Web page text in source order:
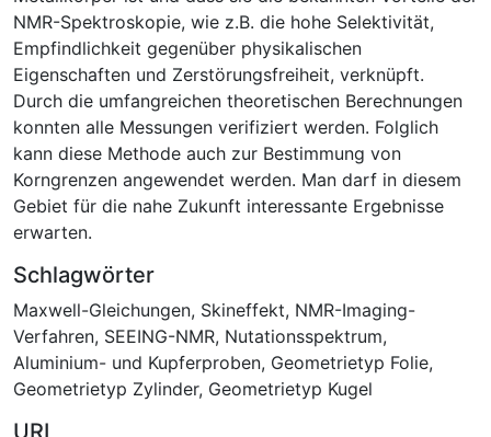
NMR-Spektroskopie, wie z.B. die hohe Selektivität,
Empfindlichkeit gegenüber physikalischen
Eigenschaften und Zerstörungsfreiheit, verknüpft.
Durch die umfangreichen theoretischen Berechnungen
konnten alle Messungen verifiziert werden. Folglich
kann diese Methode auch zur Bestimmung von
Korngrenzen angewendet werden. Man darf in diesem
Gebiet für die nahe Zukunft interessante Ergebnisse
erwarten.
Schlagwörter
Maxwell-Gleichungen, Skineffekt, NMR-Imaging-
Verfahren, SEEING-NMR, Nutationsspektrum,
Aluminium- und Kupferproben, Geometrietyp Folie,
Geometrietyp Zylinder, Geometrietyp Kugel
URI